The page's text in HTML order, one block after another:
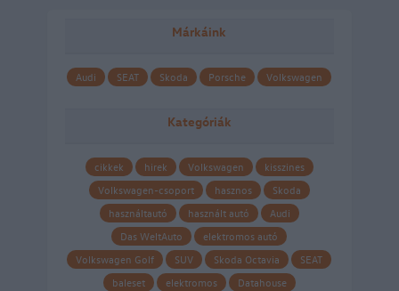
Márkáink
Audi SEAT Skoda Porsche Volkswagen
Kategóriák
cikkek hirek Volkswagen
kisszines
Volkswagen-csoport
hasznos
Skoda
használtautó
használt autó
Audi
Das WeltAuto
elektromos autó
Volkswagen Golf
SUV Skoda Octavia
SEAT
baleset
elektromos
Datahouse